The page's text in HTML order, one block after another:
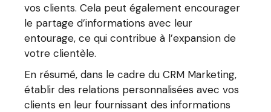
vos clients. Cela peut également encourager
le partage d’informations avec leur
entourage, ce qui contribue à l’expansion de
votre clientèle.
En résumé, dans le cadre du CRM Marketing,
établir des relations personnalisées avec vos
clients en leur fournissant des informations